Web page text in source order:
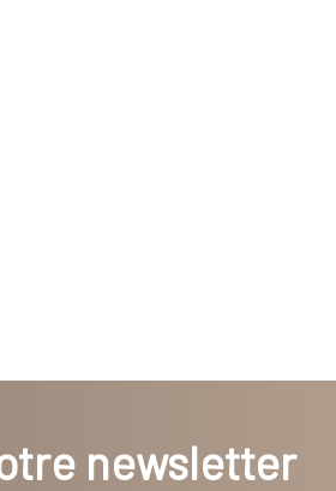
newsletter